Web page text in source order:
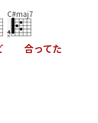
C#maj7
合ってた